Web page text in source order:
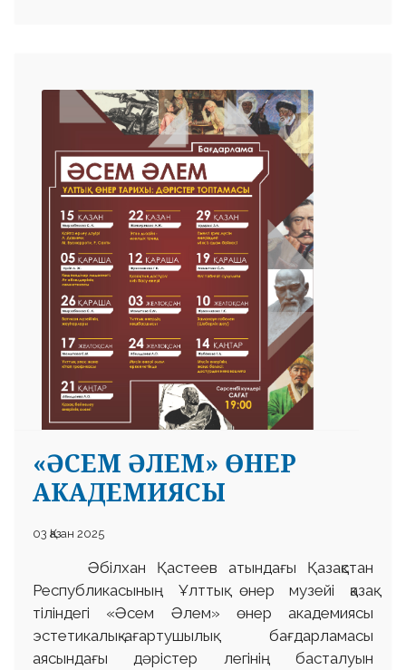
«ӘСЕМ ӘЛЕМ» ӨНЕР
АКАДЕМИЯСЫ
03 Қазан 2025
Әбілхан Қастеев атындағы Қазақстан
Республикасының Ұлттық өнер музейі қазақ
тіліндегі «Әсем Әлем» өнер академиясы
эстетикалық-ағартушылық бағдарламасы
аясындағы дәрістер легінің басталуын